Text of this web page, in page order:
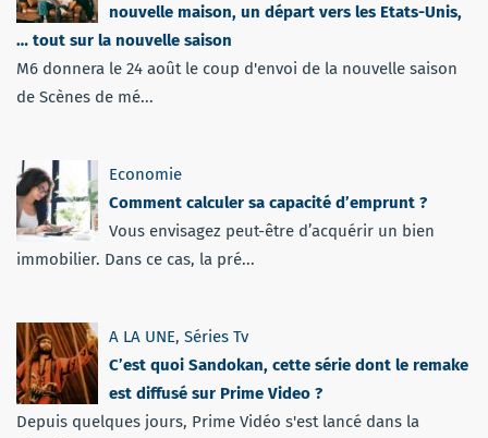
nouvelle maison, un départ vers les Etats-Unis,
… tout sur la nouvelle saison
M6 donnera le 24 août le coup d'envoi de la nouvelle saison
de Scènes de mé...
Economie
Comment calculer sa capacité d’emprunt ?
Vous envisagez peut-être d’acquérir un bien
immobilier. Dans ce cas, la pré...
A LA UNE, Séries Tv
C’est quoi Sandokan, cette série dont le remake
est diffusé sur Prime Video ?
Depuis quelques jours, Prime Vidéo s'est lancé dans la